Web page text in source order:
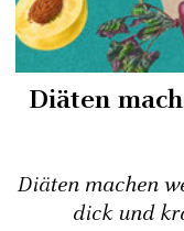
Diäten
Diäten machen
dick und